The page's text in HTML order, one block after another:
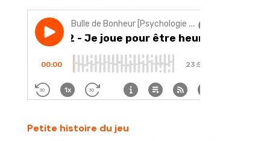
Petite histoire du jeu